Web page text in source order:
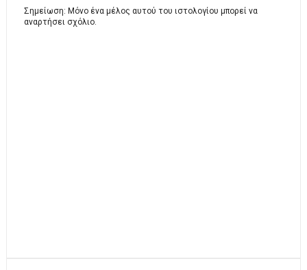
Σημείωση: Μόνο ένα μέλος αυτού του ιστολογίου μπορεί να
αναρτήσει σχόλιο.